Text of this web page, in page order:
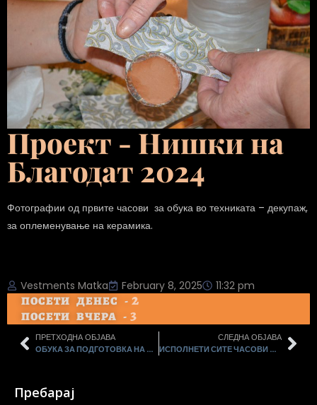
Проект - Нишки на
Благодат 2024
Фотографии од првите часови за обука во техниката – декупаж,
за оплеменување на керамика.
Vestments Matka February 8, 2025 11:32 pm
ПОСЕТИ ДЕНЕС - 2
ПОСЕТИ ВЧЕРА - 3
ПРЕТХОДНА ОБЈАВА
ОБУКА ЗА ПОДГОТОВКА НА ПРОСФОРИ
СЛЕДНА ОБЈАВА
ИСПОЛНЕТИ СИТЕ ЧАСОВИ ОД ОБУКАТА ЗА ДЕКУПАЖ
Пребарај